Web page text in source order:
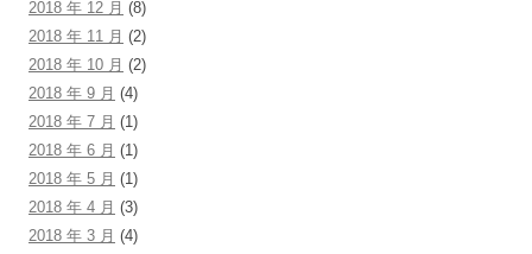
2018 年 12 月 (8)
2018 年 11 月 (2)
2018 年 10 月 (2)
2018 年 9 月 (4)
2018 年 7 月 (1)
2018 年 6 月 (1)
2018 年 5 月 (1)
2018 年 4 月 (3)
2018 年 3 月 (4)